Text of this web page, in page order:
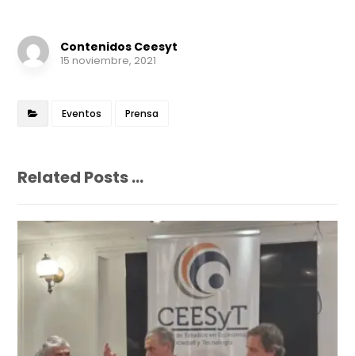
Contenidos Ceesyt
15 noviembre, 2021
Eventos Prensa
Related Posts ...